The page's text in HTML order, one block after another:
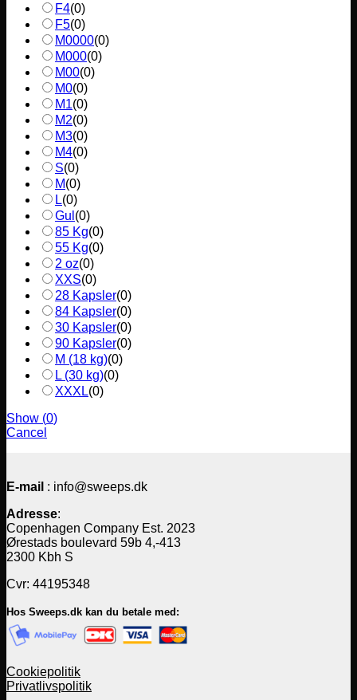
F4(0)
F5(0)
M0000(0)
M000(0)
M00(0)
M0(0)
M1(0)
M2(0)
M3(0)
M4(0)
S(0)
M(0)
L(0)
Gul (0)
85 Kg(0)
55 Kg(0)
2 oz(0)
XXS(0)
28 Kapsler(0)
84 Kapsler(0)
30 Kapsler(0)
90 Kapsler(0)
M (18 kg)(0)
L (30 kg)(0)
XXXL(0)
Show (0)
Cancel
E-mail : info@sweeps.dk
Adresse:
Copenhagen Company Est. 2023
Ørestads boulevard 59b 4,-413
2300 Kbh S
Cvr: 44195348
Hos Sweeps.dk kan du betale med:
Cookiepolitik
Privatlivspolitik